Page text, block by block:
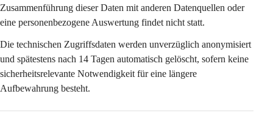
Zusammenführung dieser Daten mit anderen Datenquellen oder
eine personenbezogene Auswertung findet nicht statt.
Die technischen Zugriffsdaten werden unverzüglich anonymisiert
und spätestens nach 14 Tagen automatisch gelöscht, sofern keine
sicherheitsrelevante Notwendigkeit für eine längere
Aufbewahrung besteht.